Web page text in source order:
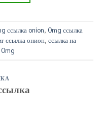
ссылка onion, Omg ссылка
ссылка онион, ссылка на